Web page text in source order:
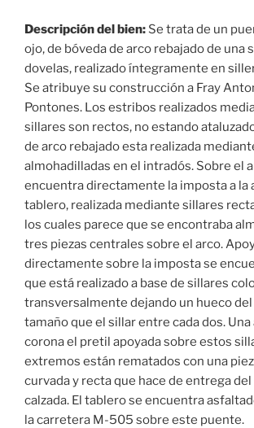
Descripción del bien: Se trata de un
ojo, de bóveda de arco rebajado de una
dovelas, realizado íntegramente en
Se atribuye su construcción a Fray
Pontones. Los estribos realizados
sillares son rectos, no estando
de arco rebajado esta realizada
almohadilladas en el intradós. Sobre el
encuentra directamente la imposta a la
tablero, realizada mediante sillares
los cuales parece que se encontraba
tres piezas centrales sobre el arco.
directamente sobre la imposta se
que está realizado a base de sillares
transversalmente dejando un hueco
tamaño que el sillar entre cada dos.
corona el pretil apoyada sobre estos
extremos están rematados con una
curvada y recta que hace de entrega
calzada. El tablero se encuentra
la carretera M-505 sobre este puente.